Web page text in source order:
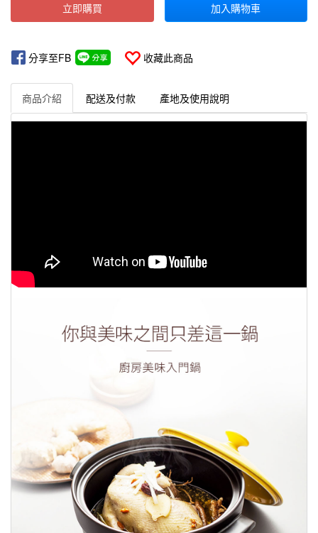
立即購買 加入購物車
分享至FB 收藏此商品
商品介紹 配送及付款 產地及使用說明